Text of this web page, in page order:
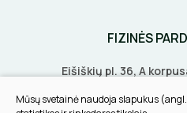
FIZINĖS
Eišiškių pl. 36, A
Biruliškių g. 8,
Mūsų svetainė naudoja slapukus